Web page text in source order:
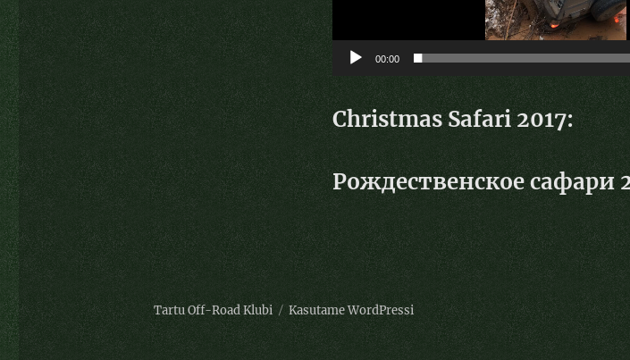
00:00
Christmas Safari 2017:
Рождественское сафари
Tartu Off-Road Klubi Kasutame WordPressi